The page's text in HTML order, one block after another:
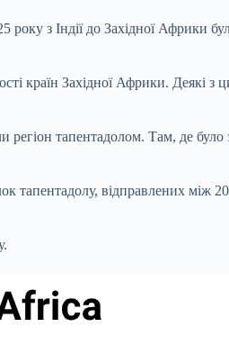
з Індії до Західної Африки
країн Західної Африки. Деякі з
регіон тапентадолом. Там, де
тапентадолу, відправлених між